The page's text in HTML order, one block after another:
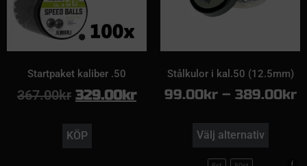
Startpaket kaliber .50
367.00kr 329.00kr
KÖP
Stålkulor i kal.50 (12.5mm)
99.00kr – 389.00kr
Välj alternativ